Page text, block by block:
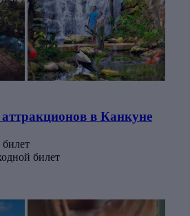
в Канкуне
билет